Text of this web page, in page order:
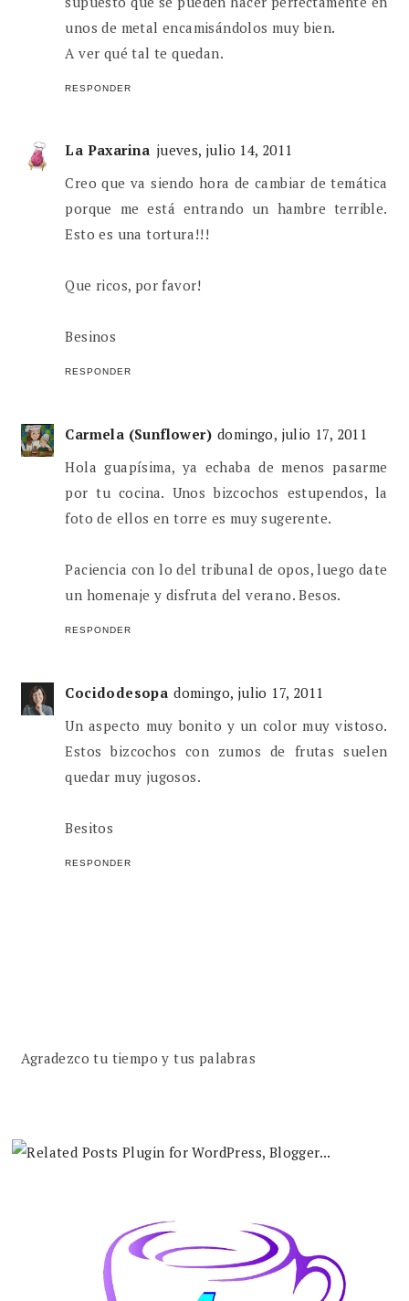
unos de metal encamisándolos muy bien.
A ver qué tal te quedan.
RESPONDER
La Paxarina jueves, julio 14, 2011
Creo que va siendo hora de cambiar de temática
porque me está entrando un hambre terrible.
Esto es una tortura!!!
Que ricos, por favor!
Besinos
RESPONDER
Carmela (Sunflower) domingo, julio 17, 2011
Hola guapísima, ya echaba de menos pasarme
por tu cocina. Unos bizcochos estupendos, la
foto de ellos en torre es muy sugerente.
Paciencia con lo del tribunal de opos, luego date
un homenaje y disfruta del verano. Besos.
RESPONDER
Cocidodesopa domingo, julio 17, 2011
Un aspecto muy bonito y un color muy vistoso.
Estos bizcochos con zumos de frutas suelen
quedar muy jugosos.
Besitos
RESPONDER
Agradezco tu tiempo y tus palabras